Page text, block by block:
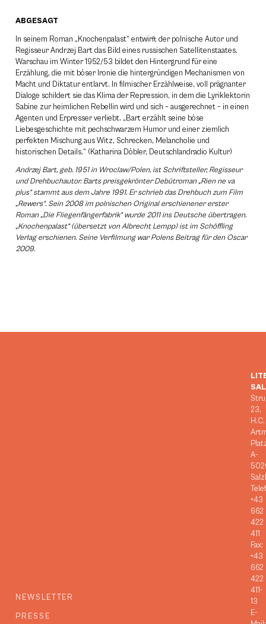
ABGESAGT
In seinem Roman „Knochenpalast“ entwirft der polnische Autor und
Regisseur Andrzej Bart das Bild eines russischen Satellitenstaates.
Warschau im Winter 1952/53 bildet den Hintergrund für eine
Erzählung, die mit böser Ironie die hintergründigen Mechanismen von
Macht und Diktatur entlarvt. In filmischer Erzählweise, voll prägnanter
Dialoge schildert sie das Klima der Repression, in dem die Lyriklektorin
Sabine zur heimlichen Rebellin wird und sich – ausgerechnet – in einen
Agenten und Erpresser verliebt. „Bart erzählt seine böse
Liebesgeschichte mit pechschwarzem Humor und einer ziemlich
perfekten Mischung aus Witz, Schrecken, Melancholie und
historischen Details.“ (Katharina Döbler, Deutschlandradio Kultur)
Andrzej Bart, geb. 1951 in Wroclaw/Polen, ist Schriftsteller, Regisseur
und Drehbuchautor. Barts preisgekrönter Debütroman „Rien ne va
plus“ stammt aus dem Jahre 1991. Er schrieb das Drehbuch zum Film
„Rewers“. Sein 2008 im polnischen Original erschienener erster
Roman „Die Fliegenfängerfabrik“ wurde 2011 ins Deutsche übertragen.
„Knochenpalast“ (übersetzt von Albrecht Lempp) ist im Schöffling
Verlag erschienen. Seine Verfilmung war Polens Beitrag für den Oscar
2009.
NEWSLETTER
PRESSE
23,
H.C.
A-
+43
662
422
411
Fax:
+43
662
422
411-
13
E-